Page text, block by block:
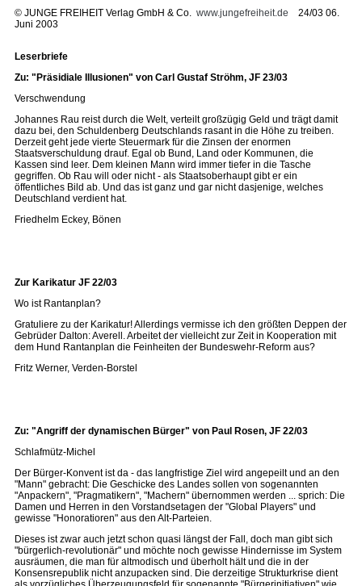
© JUNGE FREIHEIT Verlag GmbH & Co. www.jungefreiheit.de 24/03 06.
Juni 2003
Leserbriefe
Zu: "Präsidiale Illusionen" von Carl Gustaf Ströhm, JF 23/03
Verschwendung
Johannes Rau reist durch die Welt, verteilt großzügig Geld und trägt damit
dazu bei, den Schuldenberg Deutschlands rasant in die Höhe zu treiben.
Derzeit geht jede vierte Steuermark für die Zinsen der enormen
Staatsverschuldung drauf. Egal ob Bund, Land oder Kommunen, die
Kassen sind leer. Dem kleinen Mann wird immer tiefer in die Tasche
gegriffen. Ob Rau will oder nicht - als Staatsoberhaupt gibt er ein
öffentliches Bild ab. Und das ist ganz und gar nicht dasjenige, welches
Deutschland verdient hat.
Friedhelm Eckey, Bönen
Zur Karikatur JF 22/03
Wo ist Rantanplan?
Gratuliere zu der Karikatur! Allerdings vermisse ich den größten Deppen der
Gebrüder Dalton: Averell. Arbeitet der vielleicht zur Zeit in Kooperation mit
dem Hund Rantanplan die Feinheiten der Bundeswehr-Reform aus?
Fritz Werner, Verden-Borstel
Zu: "Angriff der dynamischen Bürger" von Paul Rosen, JF 22/03
Schlafmütz-Michel
Der Bürger-Konvent ist da - das langfristige Ziel wird angepeilt und an den
"Mann" gebracht: Die Geschicke des Landes sollen von sogenannten
"Anpackern", "Pragmatikern", "Machern" übernommen werden ... sprich: Die
Damen und Herren in den Vorstandsetagen der "Global Players" und
gewisse "Honoratioren" aus den Alt-Parteien.
Dieses ist zwar auch jetzt schon quasi längst der Fall, doch man gibt sich
"bürgerlich-revolutionär" und möchte noch gewisse Hindernisse im System
ausräumen, die man für altmodisch und überholt hält und die in der
Konsensrepublik nicht anzupacken sind. Die derzeitige Strukturkrise dient